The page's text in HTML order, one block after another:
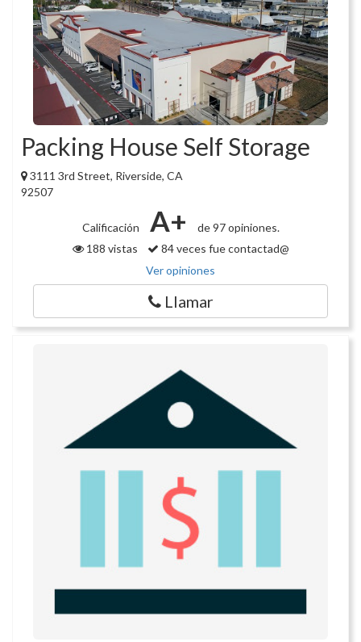
Packing House Self Storage
3111 3rd Street, Riverside, CA
92507
Calificación A+
de 97 opiniones.
188 vistas
84 veces fue contactad@
Ver opiniones
Llamar